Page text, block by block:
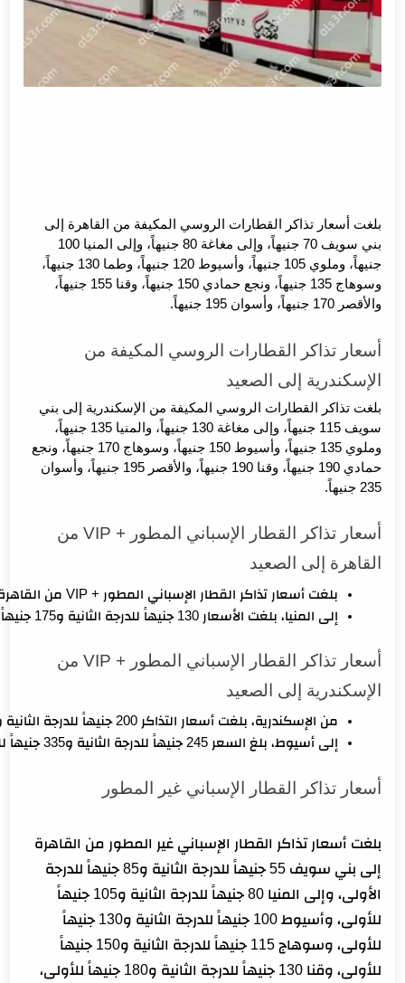
بلغت أسعار تذاكر القطارات الروسي المكيفة من القاهرة إلى
بني سويف 70 جنيهاً، وإلى مغاغة 80 جنيهاً، وإلى المنيا 100
جنيهاً، وملوي 105 جنيهاً، وأسيوط 120 جنيهاً، وطما 130 جنيهاً،
وسوهاج 135 جنيهاً، ونجع حمادي 150 جنيهاً، وقنا 155 جنيهاً،
والأقصر 170 جنيهاً، وأسوان 195 جنيهاً.
أسعار تذاكر القطارات الروسي المكيفة من
الإسكندرية إلى الصعيد
بلغت تذاكر القطارات الروسي المكيفة من الإسكندرية إلى بني
سويف 115 جنيهاً، وإلى مغاغة 130 جنيهاً، والمنيا 135 جنيهاً،
وملوي 135 جنيهاً، وأسيوط 150 جنيهاً، وسوهاج 170 جنيهاً، ونجع
حمادي 190 جنيهاً، وقنا 190 جنيهاً، والأقصر 195 جنيهاً، وأسوان
235 جنيهاً.
أسعار تذاكر القطار الإسباني المطور + VIP من
القاهرة إلى الصعيد
بلغت أسعار تذاكر القطار الإسباني المطور + VIP من القاهرة إلى بني سويف 85 جنيهاً للدرجة الثانية و115 جنيهاً للدرجة الأولى.
إلى المنيا، بلغت الأسعار 130 جنيهاً للدرجة الثانية و175 جنيهاً للأولى، وإلى أسيوط 155 جنيهاً للدرجة الثانية و220 جنيهاً للأولى، وسوهاج 175 جنيهاً للدرجة الثانية و250 جنيهاً للأولى، وقنا 200 جنيهاً للدرجة الثانية و300 جنيهاً للأولى، والأقصر 215 جنيهاً للدرجة الثانية و315 جنيهاً للأولى، وأسوان 245 جنيهاً للدرجة الثانية و380 جنيهاً للأولى.
أسعار تذاكر القطار الإسباني المطور + VIP من
الإسكندرية إلى الصعيد
من الإسكندرية، بلغت أسعار التذاكر 200 جنيهاً للدرجة الثانية و270 جنيهاً للأولى إلى بني سويف، و220 جنيهاً للدرجة الثانية و300 جنيهاً للأولى إلى المنيا.
إلى أسيوط، بلغ السعر 245 جنيهاً للدرجة الثانية و335 جنيهاً للأولى، وسوهاج 265 جنيهاً للدرجة الثانية و375 جنيهاً للأولى، وقنا 290 جنيهاً للدرجة الثانية و405 جنيهاً للأولى، والأقصر 300 جنيهاً للدرجة الثانية و435 جنيهاً للأولى، وأسوان 315 جنيهاً للدرجة الثانية و495 جنيهاً للأولى.
أسعار تذاكر القطار الإسباني غير المطور
بلغت أسعار تذاكر القطار الإسباني غير المطور من القاهرة
إلى بني سويف 55 جنيهاً للدرجة الثانية و85 جنيهاً للدرجة
الأولى، وإلى المنيا 80 جنيهاً للدرجة الثانية و105 جنيهاً
للأولى، وأسيوط 100 جنيهاً للدرجة الثانية و130 جنيهاً
للأولى، وسوهاج 115 جنيهاً للدرجة الثانية و150 جنيهاً
للأولى، وقنا 130 جنيهاً للدرجة الثانية و180 جنيهاً للأولى،